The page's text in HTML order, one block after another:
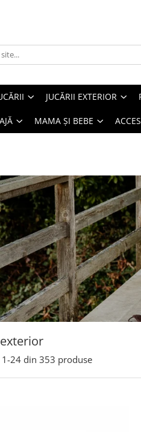
JUCĂRII EXTERIOR
MAMA ȘI BEBE
1-24 din 353 produse